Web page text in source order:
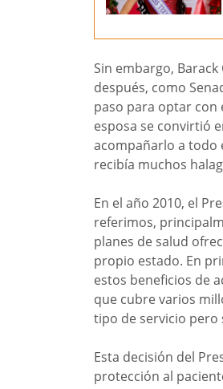
Sin embargo,
después, como
paso para optar con
esposa se convirtió
acompañarlo a todo
recibía muchos
En el año 2010, el
referimos,
planes de salud
propio estado. En
estos beneficios de
que cubre varios
tipo de servicio pero
Esta decisión del
protección al